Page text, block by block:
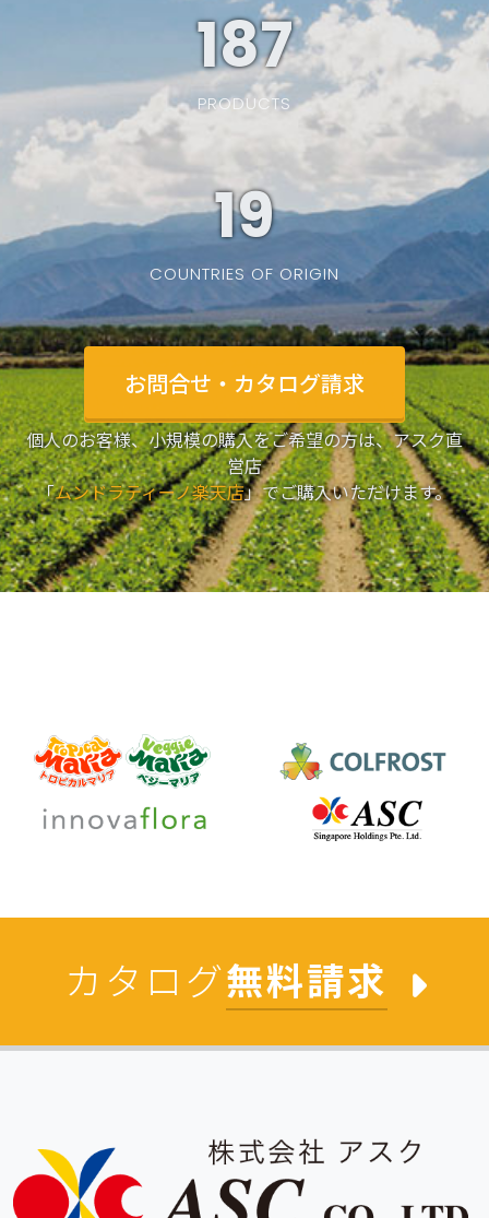
187
PRODUCTS
19
COUNTRIES OF ORIGIN
お問合せ・カタログ請求
個人のお客様、小規模の購入をご希望の方は、アスク直
営店
「ムンドラティーノ楽天店」でご購入いただけます。
カタログ無料請求